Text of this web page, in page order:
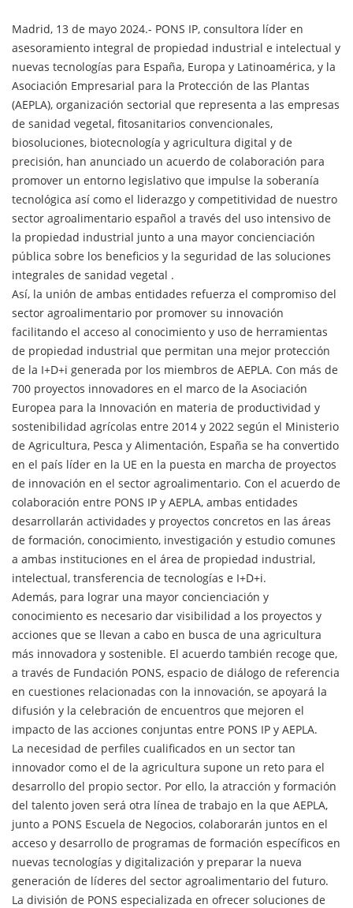
Madrid, 13 de mayo 2024.- PONS IP, consultora líder en
asesoramiento integral de propiedad industrial e intelectual y
nuevas tecnologías para España, Europa y Latinoamérica, y la
Asociación Empresarial para la Protección de las Plantas
(AEPLA), organización sectorial que representa a las empresas
de sanidad vegetal, fitosanitarios convencionales,
biosoluciones, biotecnología y agricultura digital y de
precisión, han anunciado un acuerdo de colaboración para
promover un entorno legislativo que impulse la soberanía
tecnológica así como el liderazgo y competitividad de nuestro
sector agroalimentario español a través del uso intensivo de
la propiedad industrial junto a una mayor concienciación
pública sobre los beneficios y la seguridad de las soluciones
integrales de sanidad vegetal .
Así, la unión de ambas entidades refuerza el compromiso del
sector agroalimentario por promover su innovación
facilitando el acceso al conocimiento y uso de herramientas
de propiedad industrial que permitan una mejor protección
de la I+D+i generada por los miembros de AEPLA. Con más de
700 proyectos innovadores en el marco de la Asociación
Europea para la Innovación en materia de productividad y
sostenibilidad agrícolas entre 2014 y 2022 según el Ministerio
de Agricultura, Pesca y Alimentación, España se ha convertido
en el país líder en la UE en la puesta en marcha de proyectos
de innovación en el sector agroalimentario. Con el acuerdo de
colaboración entre PONS IP y AEPLA, ambas entidades
desarrollarán actividades y proyectos concretos en las áreas
de formación, conocimiento, investigación y estudio comunes
a ambas instituciones en el área de propiedad industrial,
intelectual, transferencia de tecnologías e I+D+i.
Además, para lograr una mayor concienciación y
conocimiento es necesario dar visibilidad a los proyectos y
acciones que se llevan a cabo en busca de una agricultura
más innovadora y sostenible. El acuerdo también recoge que,
a través de Fundación PONS, espacio de diálogo de referencia
en cuestiones relacionadas con la innovación, se apoyará la
difusión y la celebración de encuentros que mejoren el
impacto de las acciones conjuntas entre PONS IP y AEPLA.
La necesidad de perfiles cualificados en un sector tan
innovador como el de la agricultura supone un reto para el
desarrollo del propio sector. Por ello, la atracción y formación
del talento joven será otra línea de trabajo en la que AEPLA,
junto a PONS Escuela de Negocios, colaborarán juntos en el
acceso y desarrollo de programas de formación específicos en
nuevas tecnologías y digitalización y preparar la nueva
generación de líderes del sector agroalimentario del futuro.
La división de PONS especializada en ofrecer soluciones de